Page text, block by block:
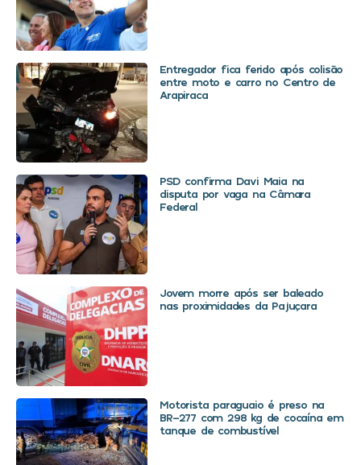
Entregador fica ferido após colisão
entre moto e carro no Centro de
Arapiraca
PSD confirma Davi Maia na
disputa por vaga na Câmara
Federal
Jovem morre após ser baleado
nas proximidades da Pajuçara
Motorista paraguaio é preso na
BR-277 com 298 kg de cocaína em
tanque de combustível